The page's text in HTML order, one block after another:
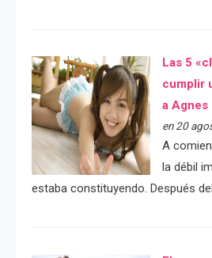
Las 5
cumplir
a Agnes
en 20
A
la débil
estaba constituyendo. Después